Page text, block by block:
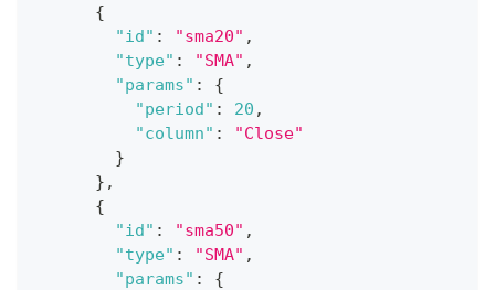
{
"id" : "sma20" ,
"type" : "SMA" ,
"params" :
{
"period" : 20 ,
"column" :
"Close"
}
} ,
{
"id" : "sma50" ,
"type" : "SMA" ,
"params" :
{